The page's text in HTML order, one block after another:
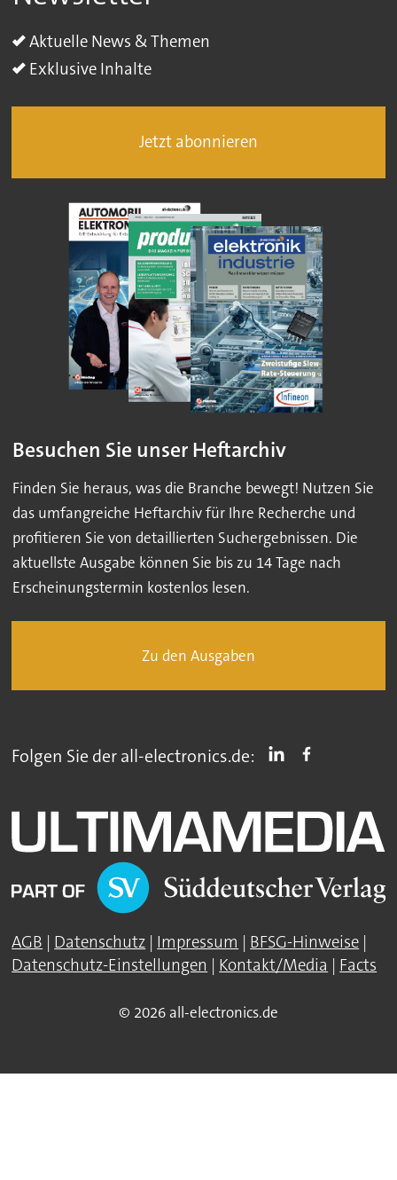
Aktuelle News & Themen
Exklusive Inhalte
Jetzt abonnieren
Besuchen Sie unser Heftarchiv
Finden Sie heraus, was die Branche bewegt! Nutzen Sie
das umfangreiche Heftarchiv für Ihre Recherche und
profitieren Sie von detaillierten Suchergebnissen. Die
aktuellste Ausgabe können Sie bis zu 14 Tage nach
Erscheinungstermin kostenlos lesen.
Zu den Ausgaben
Folgen Sie der all-electronics.de:
AGB | Datenschutz | Impressum | BFSG-Hinweise |
Datenschutz-Einstellungen | Kontakt/Media | Facts
© 2026 all-electronics.de